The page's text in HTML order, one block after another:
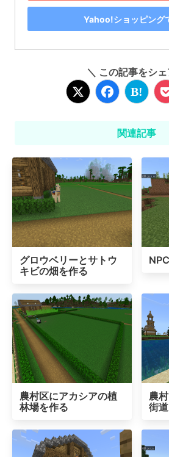
Yahoo!ショッピング
＼ この記事をシェ
関連記事
グロウベリーとサトウ
キビの畑を作る
農村区にアカシアの植
林場を作る
農
街